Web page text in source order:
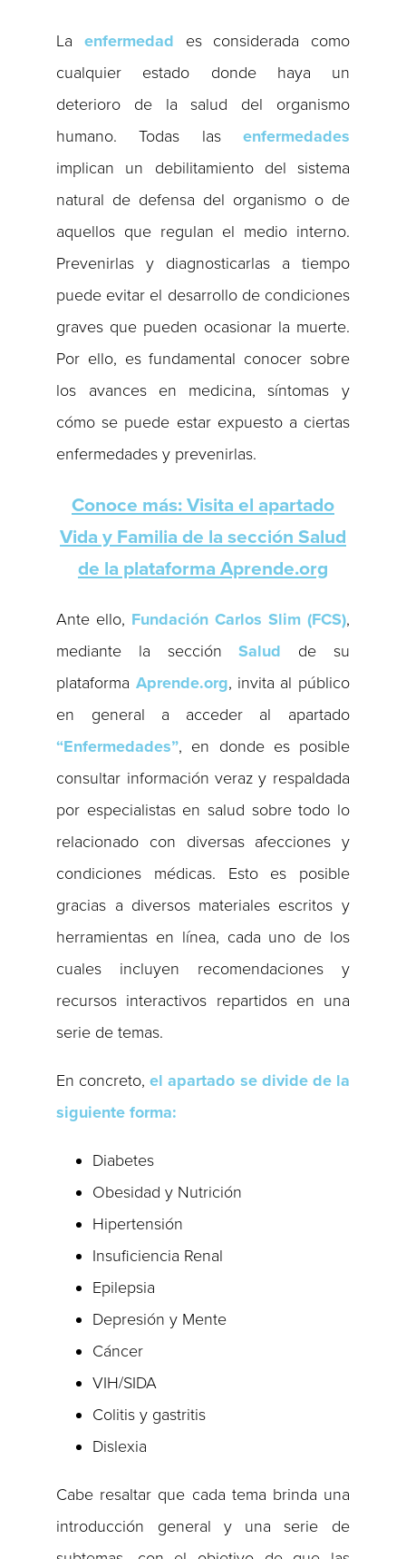
La enfermedad es considerada como
cualquier estado donde haya un
deterioro de la salud del organismo
humano. Todas las enfermedades
implican un debilitamiento del sistema
natural de defensa del organismo o de
aquellos que regulan el medio interno.
Prevenirlas y diagnosticarlas a tiempo
puede evitar el desarrollo de condiciones
graves que pueden ocasionar la muerte.
Por ello, es fundamental conocer sobre
los avances en medicina, síntomas y
cómo se puede estar expuesto a ciertas
enfermedades y prevenirlas.
Conoce más: Visita el apartado
Vida y Familia de la sección Salud
de la plataforma Aprende.org
Ante ello, Fundación Carlos Slim (FCS),
mediante la secciónSalud de su
plataforma Aprende.org, invita al público
en general a acceder al apartado
“Enfermedades”, en donde es posible
consultar información veraz y respaldada
por especialistas en salud sobre todo lo
relacionado con diversas afecciones y
condiciones médicas. Esto es posible
gracias a diversos materiales escritos y
herramientas en línea, cada uno de los
cuales incluyen recomendaciones y
recursos interactivos repartidos en una
serie de temas.
En concreto,el apartado se divide de la
siguiente forma:
Diabetes
Obesidad y Nutrición
Hipertensión
Insuficiencia Renal
Epilepsia
Depresión y Mente
Cáncer
VIH/SIDA
Colitis y gastritis
Dislexia
Cabe resaltar que cada tema brinda una
introducción general y una serie de